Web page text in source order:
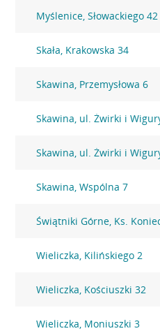
Myślenice, Słowackiego 42
Skała, Krakowska 34
Skawina, Przemysłowa 6
Skawina, ul. Żwirki i
Skawina, ul. Żwirki i
Skawina, Wspólna 7
Świątniki Górne, Ks.
Wieliczka, Kilińskiego 2
Wieliczka, Kościuszki 32
Wieliczka, Moniuszki 3